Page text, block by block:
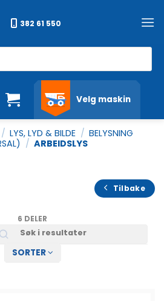
382 61 550
Velg maskin
/ LYS, LYD & BILDE / BELYSNING
/ ARBEIDSLYS
Tilbake
6 DELER
SORTER